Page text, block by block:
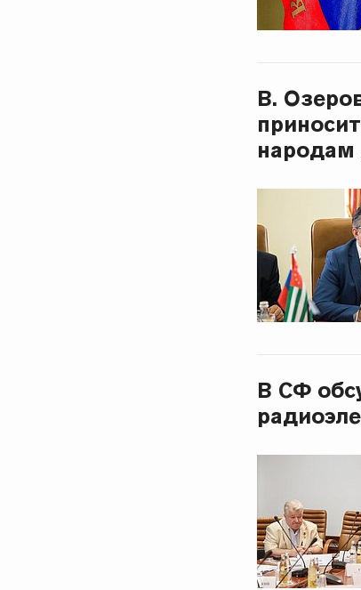
В.
народам
В СФ